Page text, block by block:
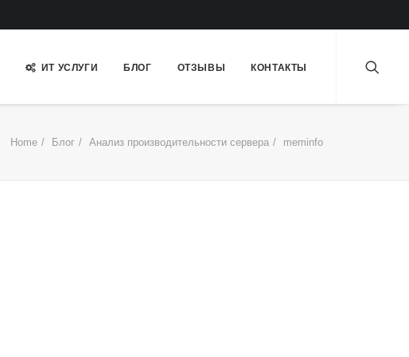
ИТ УСЛУГИ БЛОГ ОТЗЫВЫ КОНТАКТЫ
Home Блог Анализ производительности сервера meminfo